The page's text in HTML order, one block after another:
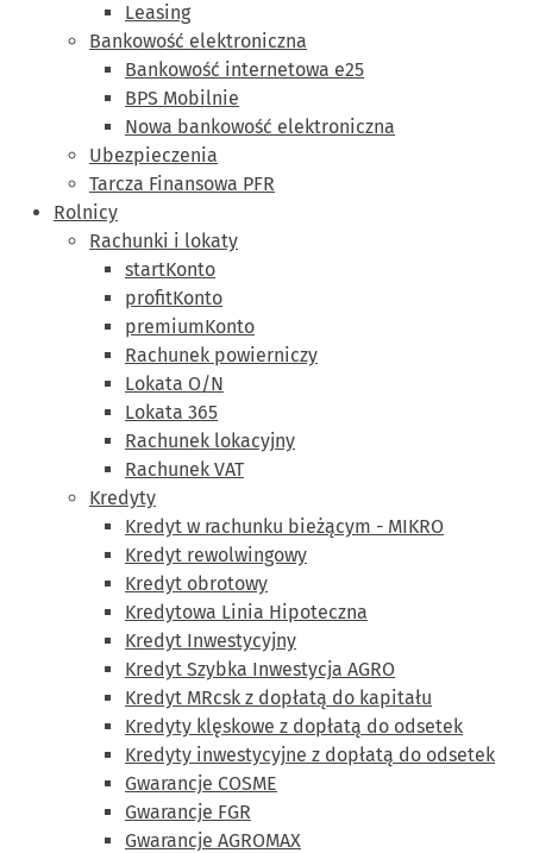
Leasing
Bankowość elektroniczna
Bankowość internetowa e25
BPS Mobilnie
Nowa bankowość elektroniczna
Ubezpieczenia
Tarcza Finansowa PFR
Rolnicy
Rachunki i lokaty
startKonto
profitKonto
premiumKonto
Rachunek powierniczy
Lokata O/N
Lokata 365
Rachunek lokacyjny
Rachunek VAT
Kredyty
Kredyt w rachunku bieżącym - MIKRO
Kredyt rewolwingowy
Kredyt obrotowy
Kredytowa Linia Hipoteczna
Kredyt Inwestycyjny
Kredyt Szybka Inwestycja AGRO
Kredyt MRcsk z dopłatą do kapitału
Kredyty klęskowe z dopłatą do odsetek
Kredyty inwestycyjne z dopłatą do odsetek
Gwarancje COSME
Gwarancje FGR
Gwarancje AGROMAX